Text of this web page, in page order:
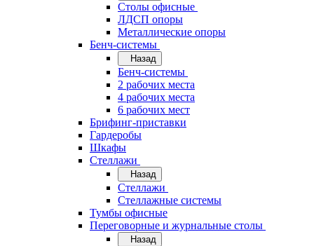
Cтолы офисные
ЛДСП опоры
Металлические опоры
Бенч-системы
Назад
Бенч-системы
2 рабочих места
4 рабочих места
6 рабочих мест
Брифинг-приставки
Гардеробы
Шкафы
Стеллажи
Назад
Стеллажи
Стеллажные системы
Тумбы офисные
Переговорные и журнальные столы
Назад